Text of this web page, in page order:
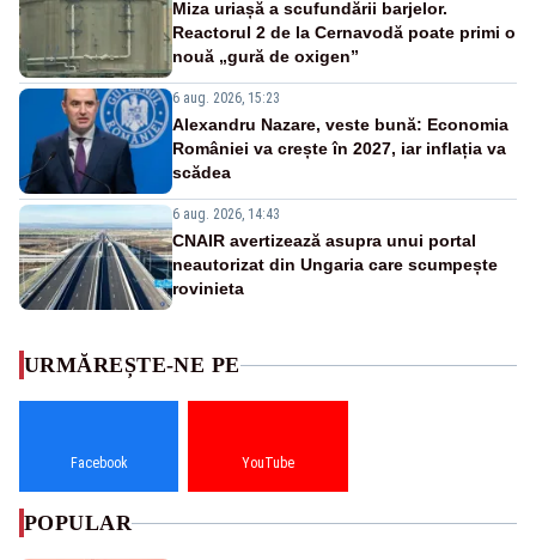
Miza uriașă a scufundării barjelor.
Reactorul 2 de la Cernavodă poate primi o
nouă „gură de oxigen”
6 aug. 2026, 15:23
Alexandru Nazare, veste bună: Economia
României va crește în 2027, iar inflația va
scădea
6 aug. 2026, 14:43
CNAIR avertizează asupra unui portal
neautorizat din Ungaria care scumpește
rovinieta
URMĂREȘTE-NE PE
Facebook YouTube
POPULAR